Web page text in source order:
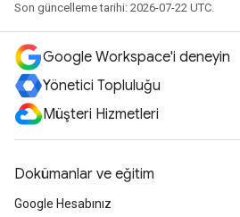
Son güncelleme tarihi: 2026-07-22 UTC.
Google Workspace'i deneyin
Yönetici Topluluğu
Müşteri Hizmetleri
Dokümanlar ve eğitim
Google Hesabınız